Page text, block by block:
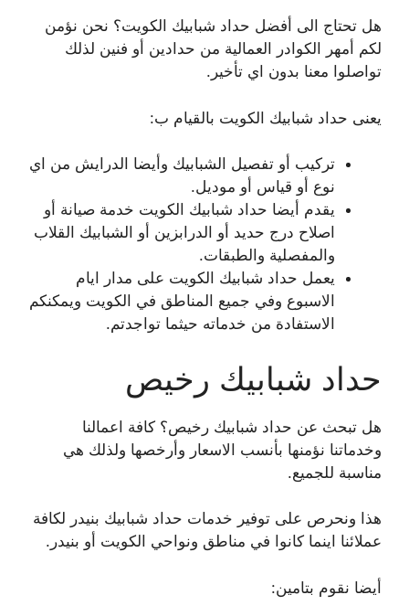
هل تحتاج الى أفضل حداد شبابيك الكويت؟ نحن نؤمن
لكم أمهر الكوادر العمالية من حدادين أو فنين لذلك
تواصلوا معنا بدون اي تأخير.
يعنى حداد شبابيك الكويت بالقيام ب:
تركيب أو تفصيل الشبابيك وأيضا الدرايش من اي
نوع أو قياس أو موديل.
يقدم أيضا حداد شبابيك الكويت خدمة صيانة أو
اصلاح درج حديد أو الدرابزين أو الشبابيك القلاب
والمفصلية والطبقات.
يعمل حداد شبابيك الكويت على مدار ايام
الاسبوع وفي جميع المناطق في الكويت ويمكنكم
الاستفادة من خدماته حيثما تواجدتم.
حداد شبابيك رخيص
هل تبحث عن حداد شبابيك رخيص؟ كافة اعمالنا
وخدماتنا نؤمنها بأنسب الاسعار وأرخصها ولذلك هي
مناسبة للجميع.
هذا ونحرص على توفير خدمات حداد شبابيك بنيدر لكافة
عملائنا اينما كانوا في مناطق ونواحي الكويت أو بنيدر.
أيضا نقوم بتامين: